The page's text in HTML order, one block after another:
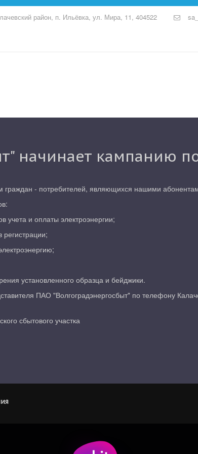
район, п. Ильёвка, ул. Мира, 11, 404522
начинает кампанию
граждан - потребителей, являющихся нашими
и оплаты электроэнергии;
установленного образца и бейджики.
ПАО "Волгоградэнергосбыт" по телефону
сбытового участка